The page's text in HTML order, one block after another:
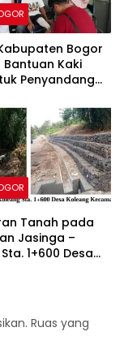
Kabupaten Bogor
Bantuan Kaki
Penyandang
dalam
“Bogor Peduli”
Tanah pada
Jasinga –
1+600 Desa
Ruas yang